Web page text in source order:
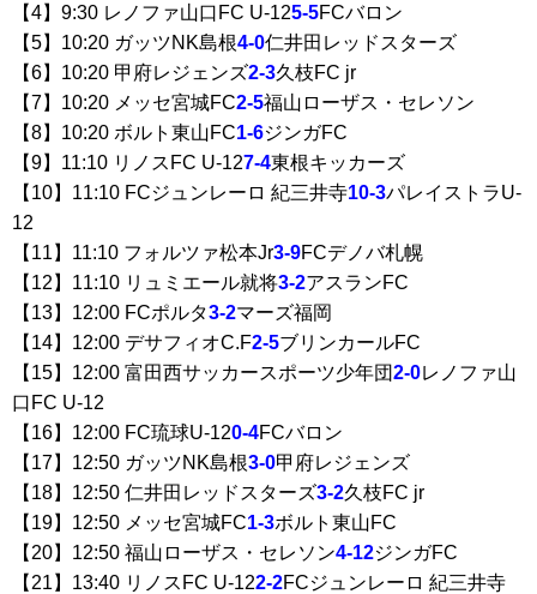
【4】9:30 レノファ山口FC U-125-5FCバロン
【5】10:20 ガッツNK島根4-0仁井田レッドスターズ
【6】10:20 甲府レジェンズ2-3久枝FC jr
【7】10:20 メッセ宮城FC2-5福山ローザス・セレソン
【8】10:20 ボルト東山FC1-6ジンガFC
【9】11:10 リノスFC U-127-4東根キッカーズ
【10】11:10 FCジュンレーロ 紀三井寺10-3パレイストラU-
12
【11】11:10 フォルツァ松本Jr3-9FCデノバ札幌
【12】11:10 リュミエール就将3-2アスランFC
【13】12:00 FCポルタ3-2マーズ福岡
【14】12:00 デサフィオC.F2-5ブリンカールFC
【15】12:00 富田西サッカースポーツ少年団2-0レノファ山
口FC U-12
【16】12:00 FC琉球U-120-4FCバロン
【17】12:50 ガッツNK島根3-0甲府レジェンズ
【18】12:50 仁井田レッドスターズ3-2久枝FC jr
【19】12:50 メッセ宮城FC1-3ボルト東山FC
【20】12:50 福山ローザス・セレソン4-12ジンガFC
【21】13:40 リノスFC U-122-2FCジュンレーロ 紀三井寺